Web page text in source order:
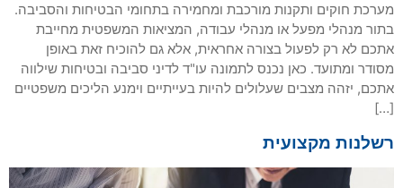
מערכת חוקים ותקנות מורכבת ומחמירה בתחומי הבטיחות והסביבה.
בתור מנהלי מפעל או מנהלי עבודה, המציאות המשפטית מחייבת
אתכם לא רק לפעול בצורה אחראית, אלא גם להוכיח זאת באופן
מסודר ומתועד. כאן נכנס לתמונה עו"ד לדיני סביבה ובטיחות שילווה
אתכם, יזהה מצבים שעלולים להיות בעייתיים וימנע הליכים משפטיים
[…]
רשלנות מקצועית